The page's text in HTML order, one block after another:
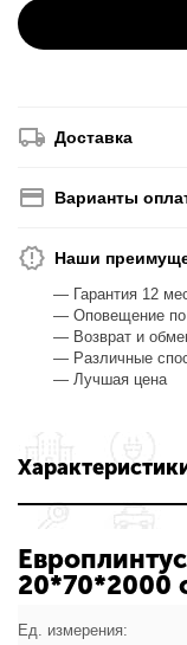
Доставка
Варианты
Наши
— Гарантия 12
— Оповещение по
— Возврат и
— Различные
— Лучшая цена
20*70*2000
Ед. измерения: